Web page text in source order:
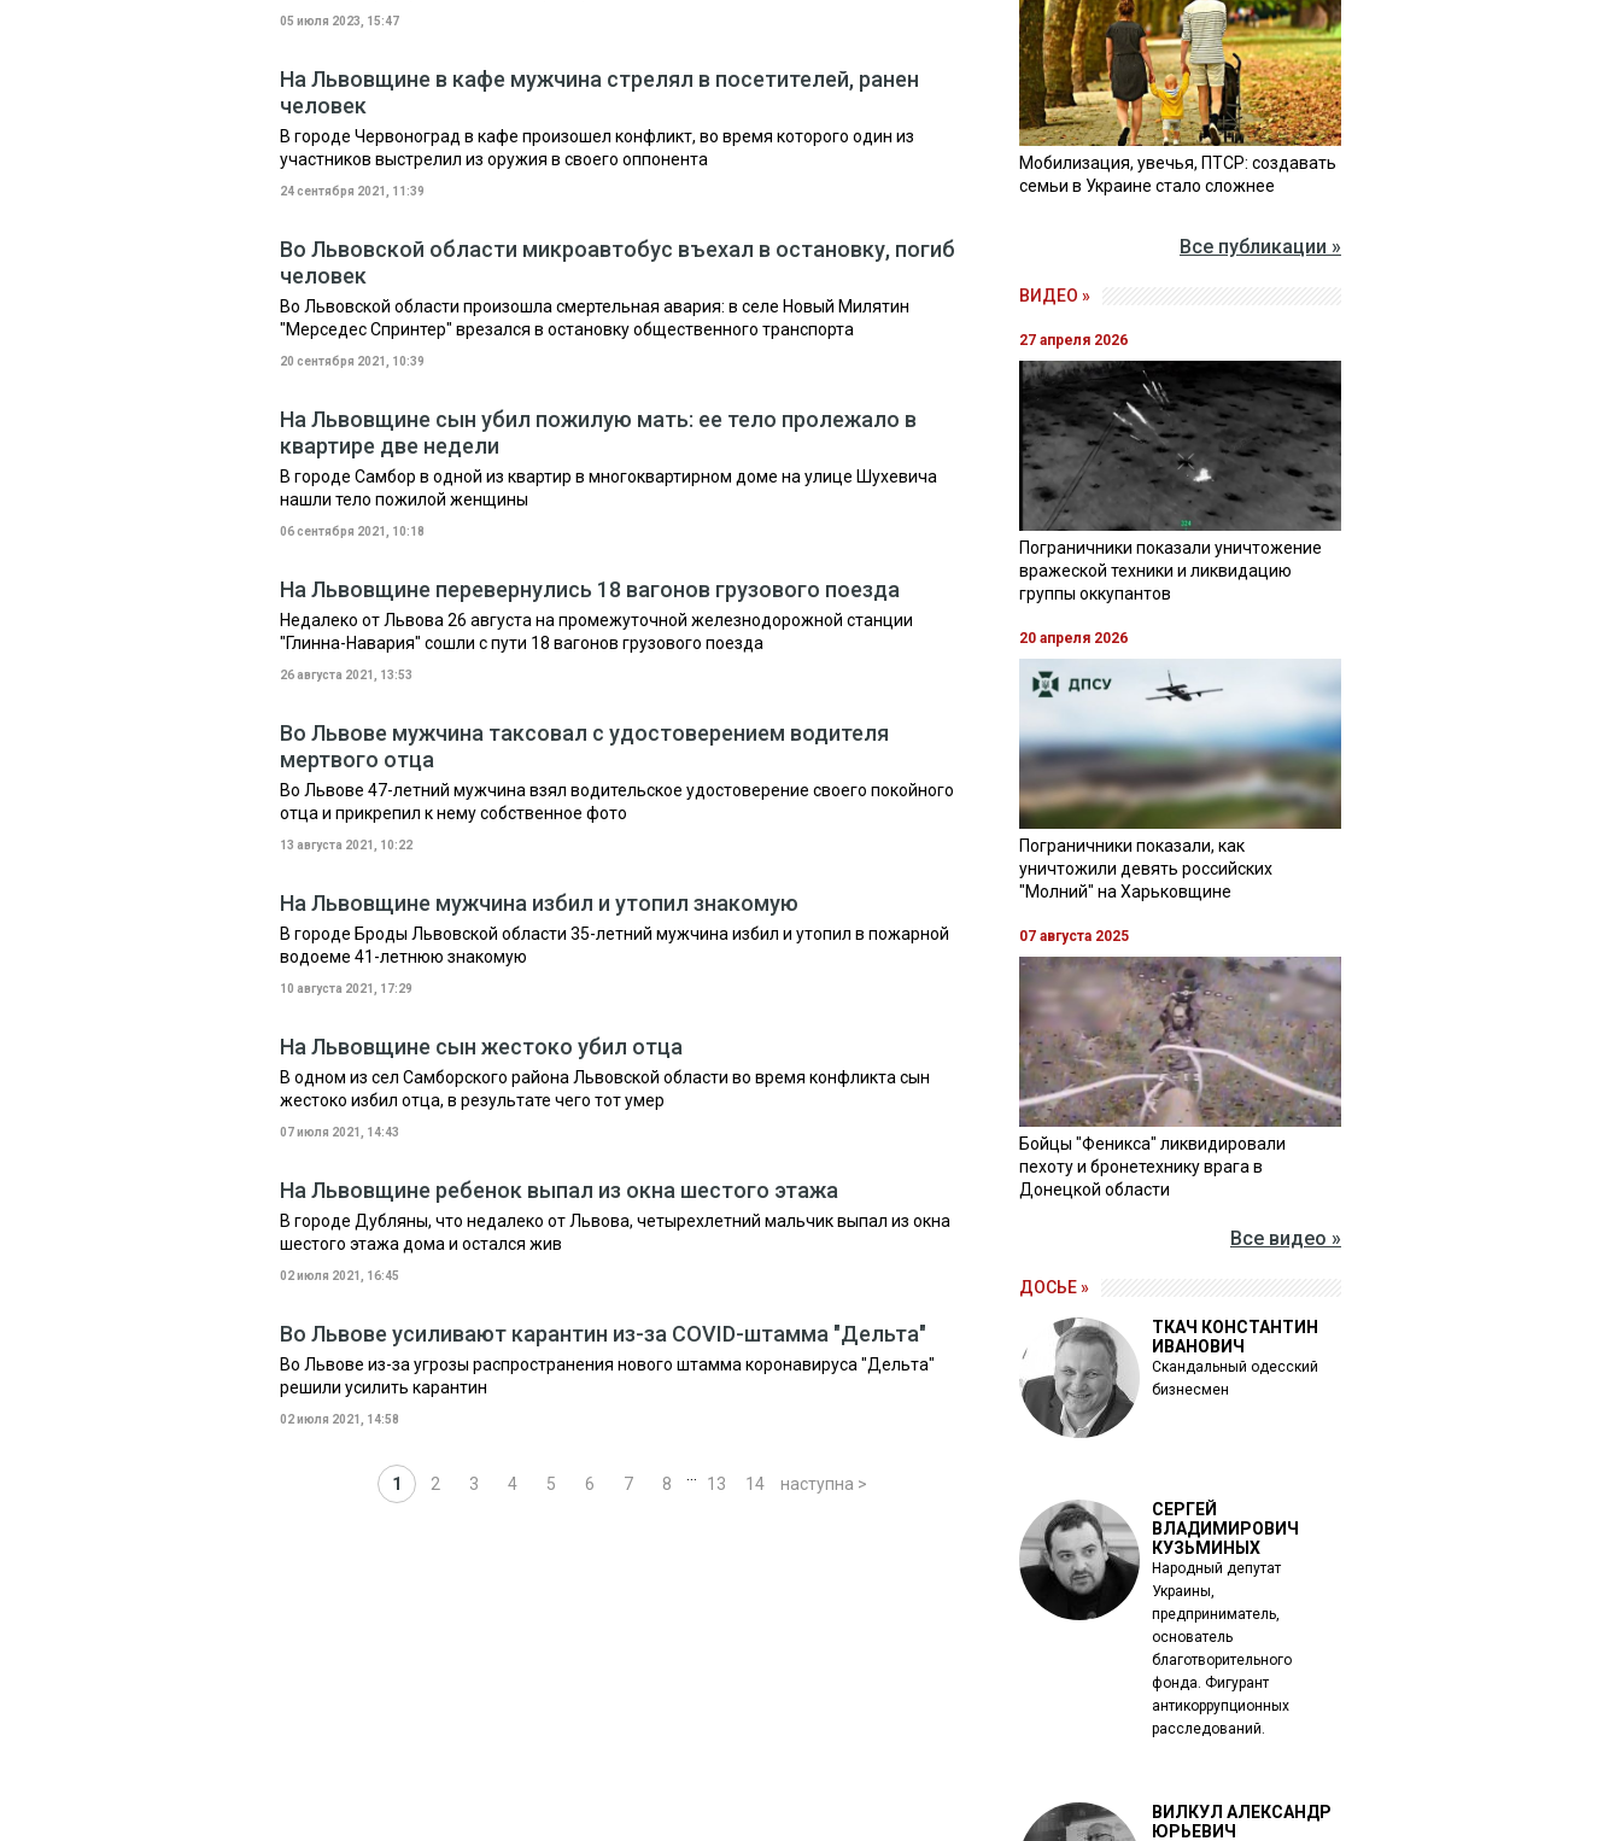
05 июля 2023, 15:47
На Львовщине в кафе мужчина стрелял в посетителей, ранен
человек
В городе Червоноград в кафе произошел конфликт, во время которого один из
участников выстрелил из оружия в своего оппонента
24 сентября 2021, 11:39
Во Львовской области микроавтобус въехал в остановку, погиб
человек
Во Львовской области произошла смертельная авария: в селе Новый Милятин
"Мерседес Спринтер" врезался в остановку общественного транспорта
20 сентября 2021, 10:39
На Львовщине сын убил пожилую мать: ее тело пролежало в
квартире две недели
В городе Самбор в одной из квартир в многоквартирном доме на улице Шухевича
нашли тело пожилой женщины
06 сентября 2021, 10:18
На Львовщине перевернулись 18 вагонов грузового поезда
Недалеко от Львова 26 августа на промежуточной железнодорожной станции
"Глинна-Навария" сошли с пути 18 вагонов грузового поезда
26 августа 2021, 13:53
Во Львове мужчина таксовал с удостоверением водителя
мертвого отца
Во Львове 47-летний мужчина взял водительское удостоверение своего покойного
отца и прикрепил к нему собственное фото
13 августа 2021, 10:22
На Львовщине мужчина избил и утопил знакомую
В городе Броды Львовской области 35-летний мужчина избил и утопил в пожарной
водоеме 41-летнюю знакомую
10 августа 2021, 17:29
На Львовщине сын жестоко убил отца
В одном из сел Самборского района Львовской области во время конфликта сын
жестоко избил отца, в результате чего тот умер
07 июля 2021, 14:43
На Львовщине ребенок выпал из окна шестого этажа
В городе Дубляны, что недалеко от Львова, четырехлетний мальчик выпал из окна
шестого этажа дома и остался жив
02 июля 2021, 16:45
Во Львове усиливают карантин из-за COVID-штамма "Дельта"
Во Львове из-за угрозы распространения нового штамма коронавируса "Дельта"
решили усилить карантин
02 июля 2021, 14:58
1 2 3 4 5 6 7 8 13 14 наступна >
Мобилизация, увечья, ПТСР: создавать
семьи в Украине стало сложнее
Все публикации »
ВИДЕО »
27 апреля 2026
Пограничники показали уничтожение
вражеской техники и ликвидацию
группы оккупантов
20 апреля 2026
Пограничники показали, как
уничтожили девять российских
"Молний" на Харьковщине
07 августа 2025
Бойцы "Феникса" ликвидировали
пехоту и бронетехнику врага в
Донецкой области
Все видео »
ДОСЬЕ »
ТКАЧ КОНСТАНТИН
ИВАНОВИЧ
Скандальный одесский
бизнесмен
СЕРГЕЙ
ВЛАДИМИРОВИЧ
КУЗЬМИНЫХ
Народный депутат
Украины,
предприниматель,
основатель
благотворительного
фонда. Фигурант
антикоррупционных
расследований.
ВИЛКУЛ АЛЕКСАНДР
ЮРЬЕВИЧ